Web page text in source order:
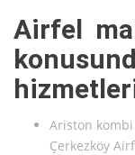
Airfel
Ariston
Çerkezköy